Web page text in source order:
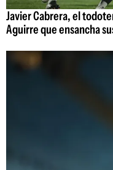
Javier Cabrera, el
Aguirre que ensancha